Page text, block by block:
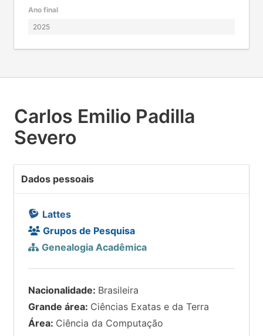
Ano final
Carlos Emilio Padilla
Severo
Dados pessoais
Lattes
Grupos de Pesquisa
Genealogia Acadêmica
Nacionalidade: Brasileira
Grande área: Ciências Exatas e da Terra
Área: Ciência da Computação